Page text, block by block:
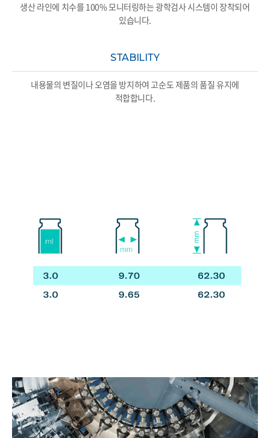
생산 라인에 치수를 100% 모니터링하는 광학검사 시스템이 장착되어
있습니다.
STABILITY
내용물의 변질이나 오염을 방지하여 고순도 제품의 품질 유지에
적합합니다.